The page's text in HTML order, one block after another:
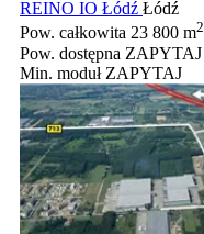
REINO IO Łódź Łódź
Pow. całkowita 23 800 m2
Pow. dostępna ZAPYTAJ
Min. moduł ZAPYTAJ